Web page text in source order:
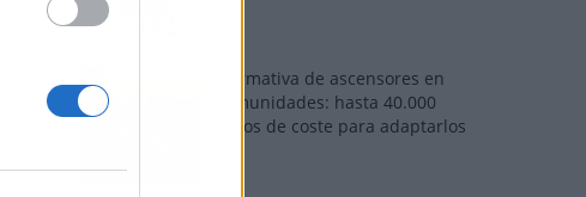
Normativa de ascensores en
comunidades: hasta 40.000
euros de coste para adaptarlos